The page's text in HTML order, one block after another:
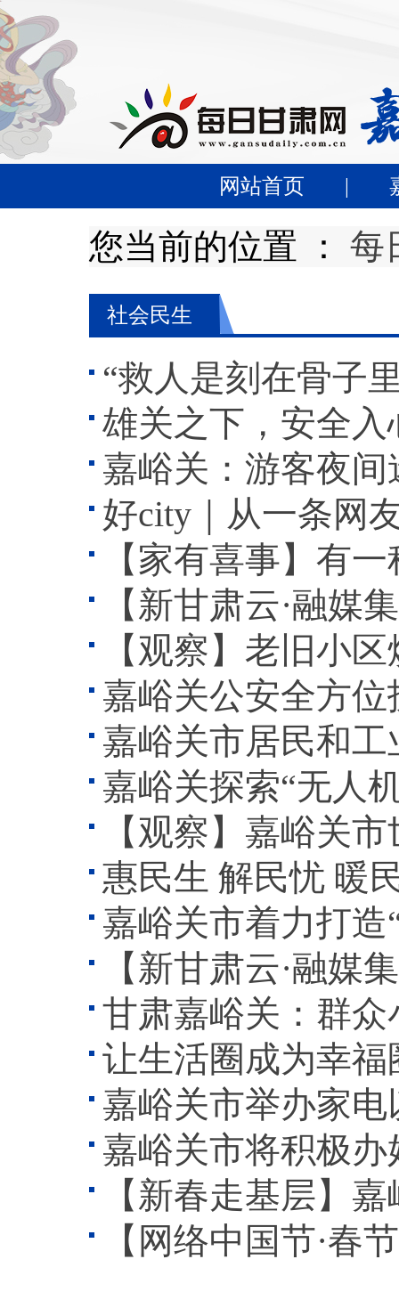
网站首页 |
您当前的位置 ： 每
社会民生
“救人是刻在骨子里的本能
雄关之下，安全入
嘉峪关：游客夜
好city｜从一条网
【家有喜事】有
【新甘肃云·融媒集
【观察】老旧小区
嘉峪关公安全方位
嘉峪关市居民和
嘉峪关探索“无人
【观察】嘉峪关市世纪园
惠民生 解民忧 暖民心
嘉峪关市着力打造
【新甘肃云·融媒
甘肃嘉峪关：群众
让生活圈成为幸福圈——
嘉峪关市举办家
嘉峪关市将积极
【新春走基层】
【网络中国节·春